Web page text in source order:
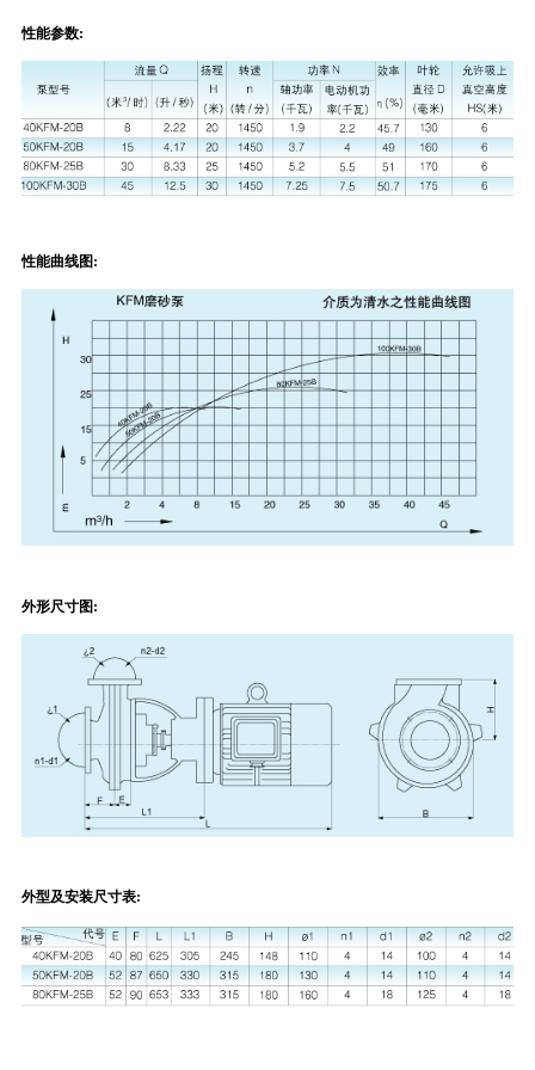
性能参数:
性能曲线图:
外形尺寸图:
外型及安装尺寸表: